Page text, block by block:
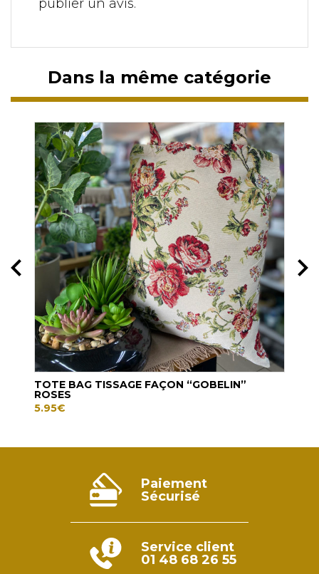
publier un avis.
Dans la même catégorie
TOTE BAG TISSAGE FAÇON “GOBELIN”
ROSES
5.95€
Paiement
Sécurisé
Service client
01 48 68 26 55